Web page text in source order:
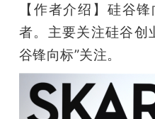
【作者介绍】硅谷
者。主要关注硅谷创
谷锋向标”关注。